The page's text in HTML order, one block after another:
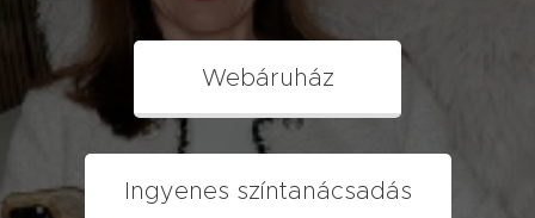
Webáruház
Ingyenes színtanácsadás